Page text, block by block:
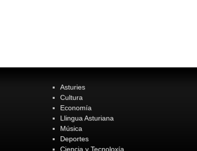
Asturies
Cultura
Economía
Llingua Asturiana
Música
Deportes
Ciencia y Tecnoloxía